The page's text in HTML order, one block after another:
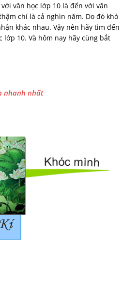
văn học lớp 10 là đến với văn
chí là cả nghìn năm. Do đó khó
khác nhau. Vậy nên hãy tìm đến
lớp 10. Và hôm nay hãy cùng bắt
nhanh nhất